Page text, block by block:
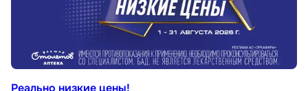
Реально низкие цены!